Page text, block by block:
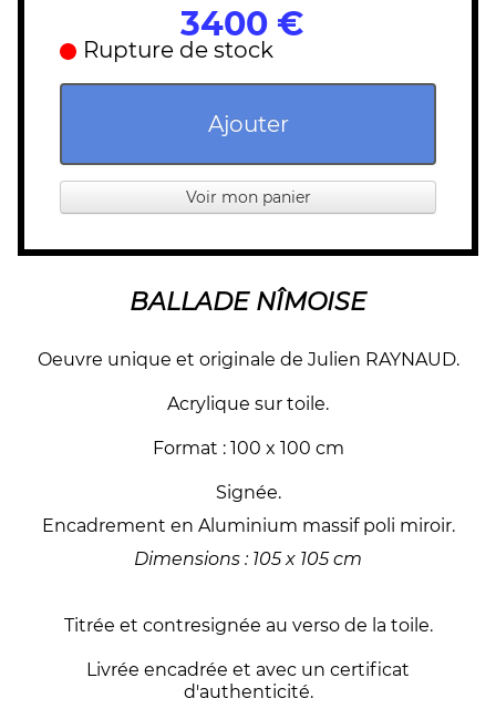
3400 €
Rupture de stock
Ajouter
Voir mon panier
BALLADE NÎMOISE
Oeuvre unique et originale de Julien RAYNAUD.
Acrylique sur toile.
Format : 100 x 100 cm
Signée.
Encadrement en Aluminium massif poli miroir.
Dimensions : 105 x 105 cm
Titrée et contresignée au verso de la toile.
Livrée encadrée et avec un certificat
d'authenticité.